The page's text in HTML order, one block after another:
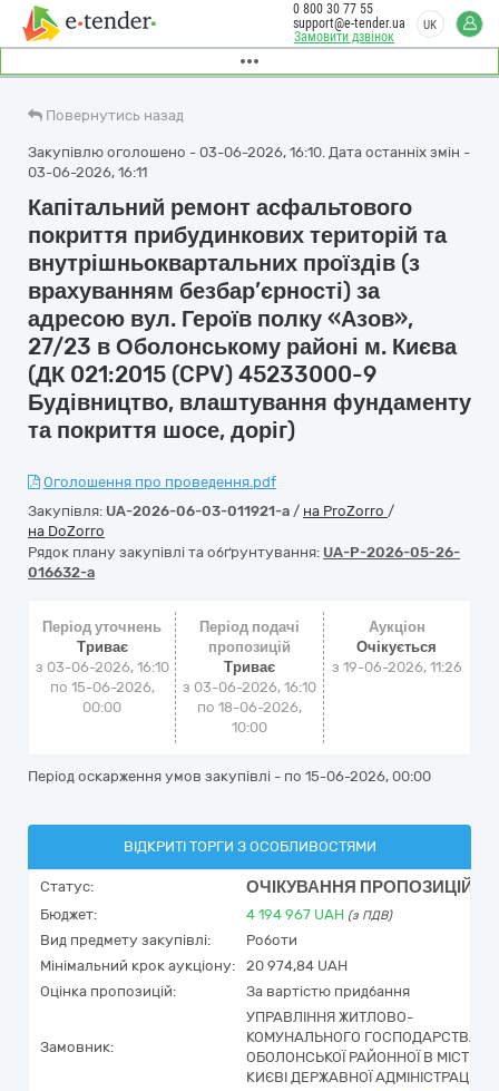
Замовити дзвінок
0 800 30 77 55
support@e-tender.ua
UK
Повернутись назад
Закупівлю оголошено - 03-06-2026, 16:10. Дата останніх змін -
03-06-2026, 16:11
Капітальний ремонт асфальтового
покриття прибудинкових територій та
внутрішньоквартальних проїздів (з
врахуванням безбар’єрності) за
адресою вул. Героїв полку «Азов»,
27/23 в Оболонському районі м. Києва
(ДК 021:2015 (CPV) 45233000-9
Будівництво, влаштування фундаменту
та покриття шосе, доріг)
Оголошення про проведення.pdf
Закупівля: UA-2026-06-03-011921-a / на ProZorro /
на DoZorro
Рядок плану закупівлі та обґрунтування: UA-P-2026-05-26-
016632-a
Період уточнень
Триває
з 03-06-2026, 16:10
по 15-06-2026,
00:00
Період подачі
пропозицій
Триває
з 03-06-2026, 16:10
по 18-06-2026,
10:00
Аукціон
Очікується
з 19-06-2026, 11:26
Період оскарження умов закупівлі - по 15-06-2026, 00:00
ВІДКРИТІ ТОРГИ З ОСОБЛИВОСТЯМИ
Статус: ОЧІКУВАННЯ ПРОПОЗИЦІЙ
Бюджет: 4 194 967 UAH (з ПДВ)
Вид предмету закупівлі:
Роботи
Мінімальний крок аукціону:
20 974,84 UAH
Оцінка пропозицій:
За вартістю придбання
Замовник:
УПРАВЛІННЯ ЖИТЛОВО-
КОМУНАЛЬНОГО ГОСПОДАРСТВА
ОБОЛОНСЬКОЇ РАЙОННОЇ В МІСТІ
КИЄВІ ДЕРЖАВНОЇ АДМІНІСТРАЦІЇ